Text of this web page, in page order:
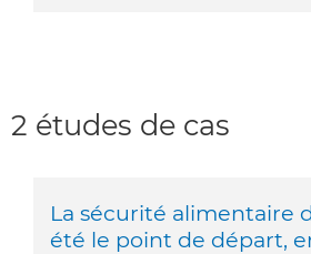
2 études de cas
La sécurité alimentaire
été le point de départ,